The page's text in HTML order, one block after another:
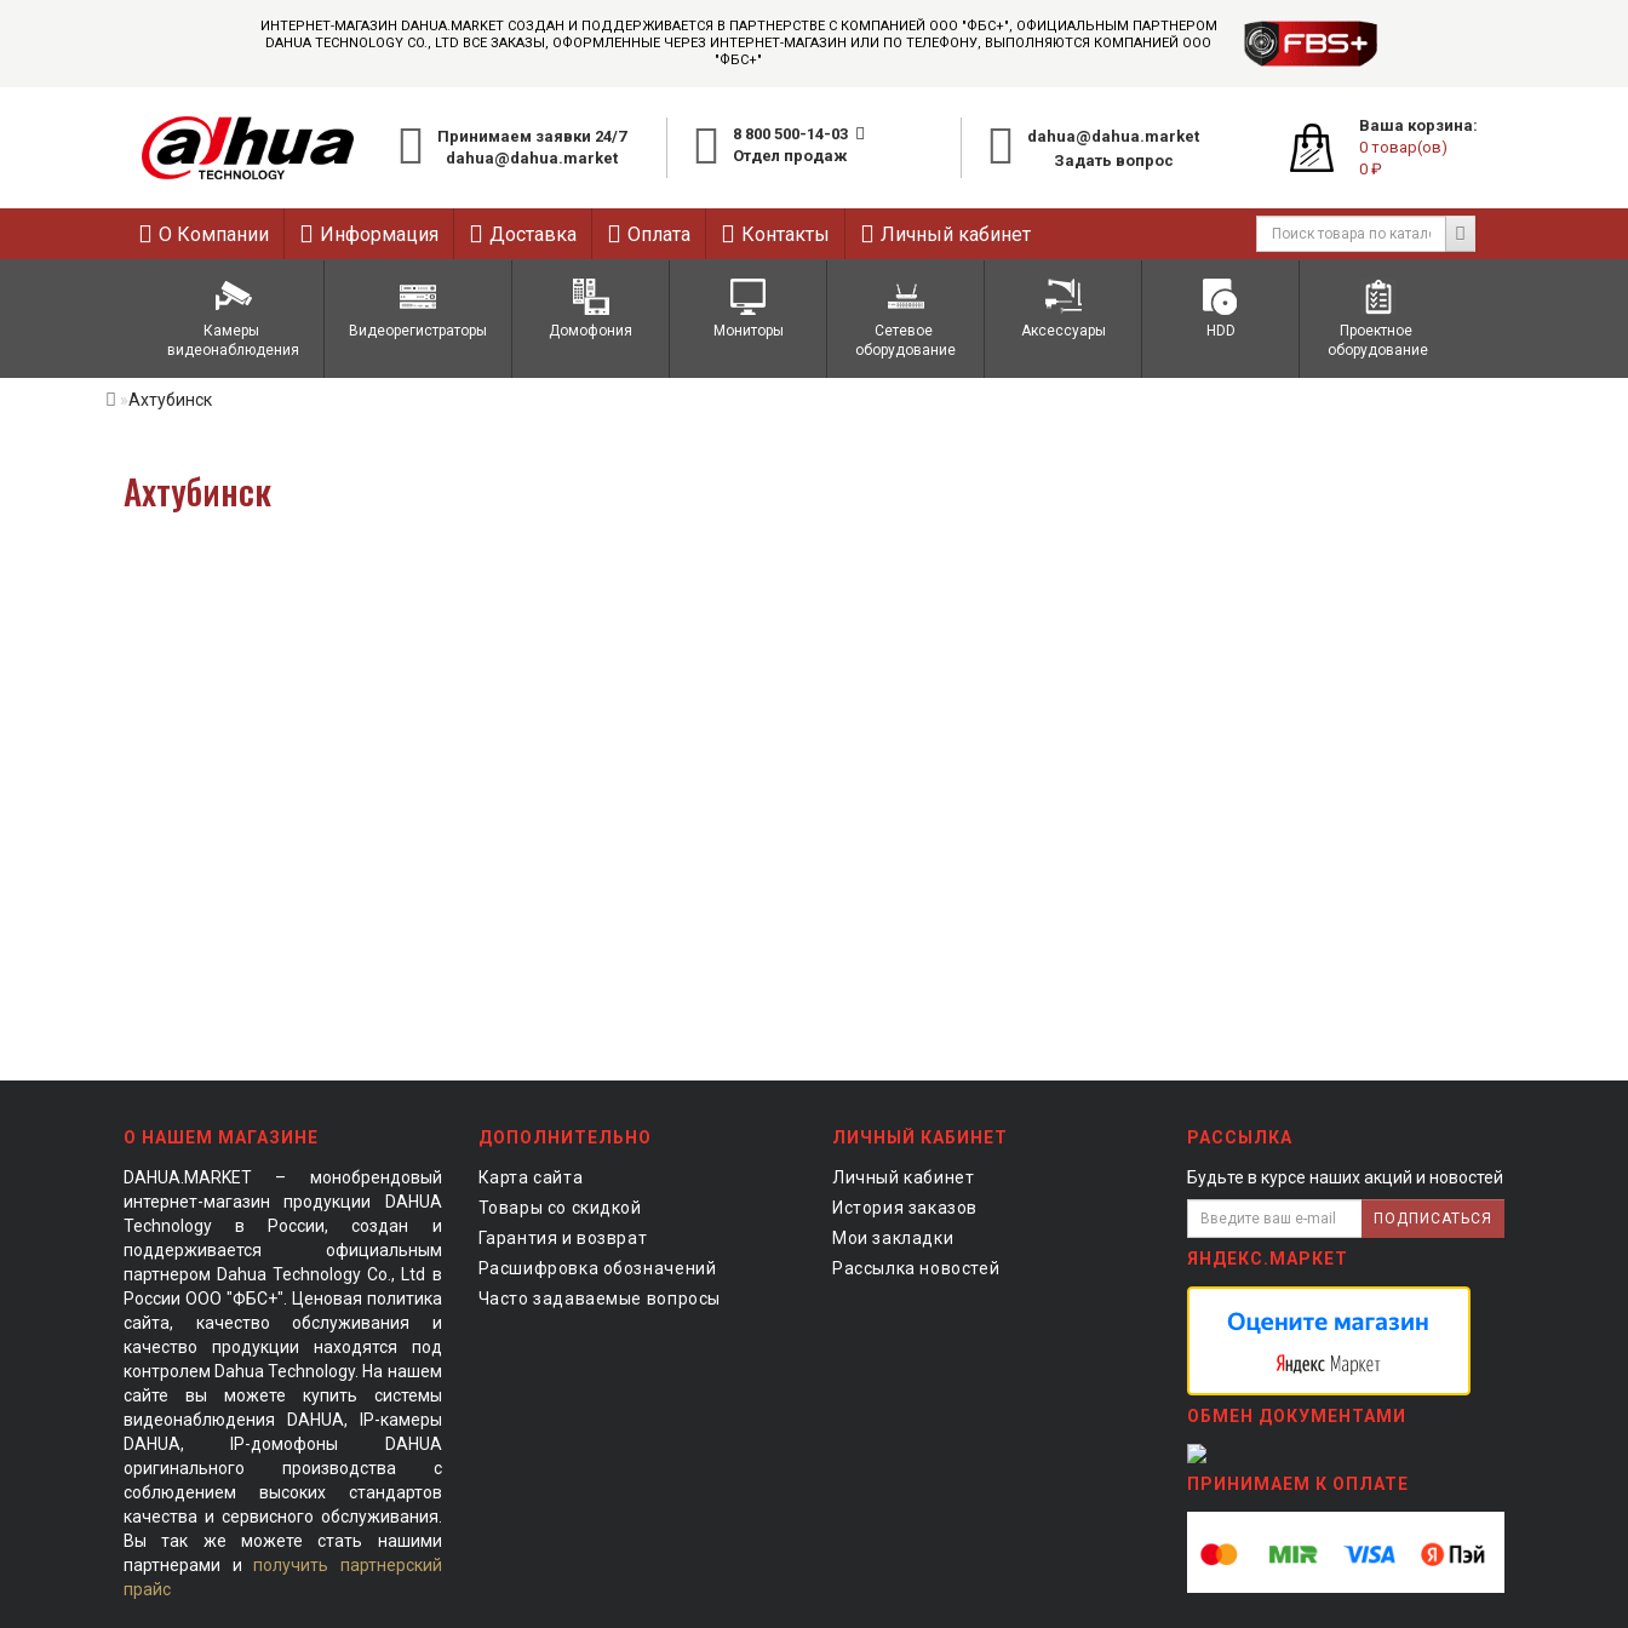
ИНТЕРНЕТ-МАГАЗИН DAHUA.MARKET СОЗДАН И ПОДДЕРЖИВАЕТСЯ В ПАРТНЕРСТВЕ С КОМПАНИЕЙ ООО "ФБС+", ОФИЦИАЛЬНЫМ ПАРТНЕРОМ
DAHUA TECHNOLOGY CO., LTD ВСЕ ЗАКАЗЫ, ОФОРМЛЕННЫЕ ЧЕРЕЗ ИНТЕРНЕТ-МАГАЗИН ИЛИ ПО ТЕЛЕФОНУ, ВЫПОЛНЯЮТСЯ КОМПАНИЕЙ ООО
"ФБС+"
Принимаем заявки 24/7
dahua@dahua.market
8 800 500-14-03
Отдел продаж
dahua@dahua.market
Задать вопрос
Ваша корзина:
0 товар(ов)
0 ₽
О Компании Информация Доставка Оплата Контакты Личный кабинет
Камеры
видеонаблюдения
Видеорегистраторы Домофония Мониторы
Сетевое
оборудование
Аксессуары HDD
Проектное
оборудование
Ахтубинск
Ахтубинск
О НАШЕМ МАГАЗИНЕ
DAHUA.MARKET – монобрендовый
интернет-магазин продукции DAHUA
Technology в России, создан и
поддерживается официальным
партнером Dahua Technology Co., Ltd в
России ООО "ФБС+". Ценовая политика
сайта, качество обслуживания и
качество продукции находятся под
контролем Dahua Technology. На нашем
сайте вы можете купить системы
видеонаблюдения DAHUA, IP-камеры
DAHUA, IP-домофоны DAHUA
оригинального производства с
соблюдением высоких стандартов
качества и сервисного обслуживания.
Вы так же можете стать нашими
партнерами и получить партнерский
прайс
ДОПОЛНИТЕЛЬНО
Карта сайта
Товары со скидкой
Гарантия и возврат
Расшифровка обозначений
Часто задаваемые вопросы
ЛИЧНЫЙ КАБИНЕТ
Личный кабинет
История заказов
Мои закладки
Рассылка новостей
РАССЫЛКА
Будьте в курсе наших акций и новостей
ПОДПИСАТЬСЯ
ЯНДЕКС.МАРКЕТ
ОБМЕН ДОКУМЕНТАМИ
ПРИНИМАЕМ К ОПЛАТЕ